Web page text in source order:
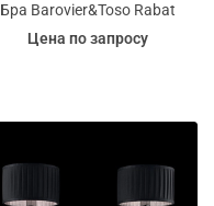
Бра Barovier&Toso Rabat
Цена по запросу